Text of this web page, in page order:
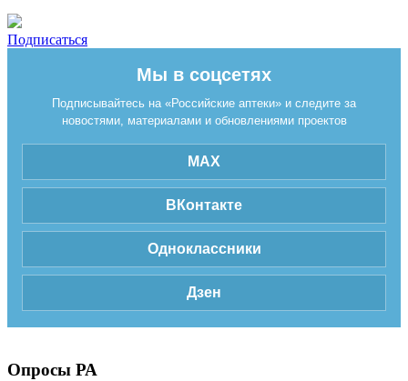
Подписаться
Мы в соцсетях
Подписывайтесь на «Российские аптеки» и следите за
новостями, материалами и обновлениями проектов
MAX
ВКонтакте
Одноклассники
Дзен
Опросы РА